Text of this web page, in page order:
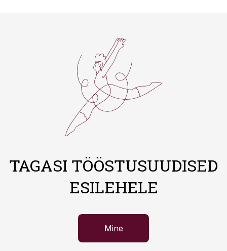
TAGASI TÖÖSTUSUUDISED
ESILEHELE
Mine